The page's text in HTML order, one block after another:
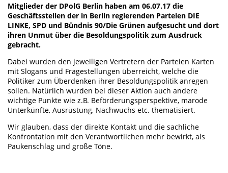
Mitglieder der DPolG Berlin haben am 06.07.17 die
Geschäftsstellen der in Berlin regierenden Parteien DIE
LINKE, SPD und Bündnis 90/Die Grünen aufgesucht und dort
ihren Unmut über die Besoldungspolitik zum Ausdruck
gebracht.
Dabei wurden den jeweiligen Vertretern der Parteien Karten
mit Slogans und Fragestellungen überreicht, welche die
Politiker zum Überdenken ihrer Besoldungspolitik anregen
sollen. Natürlich wurden bei dieser Aktion auch andere
wichtige Punkte wie z.B. Beförderungsperspektive, marode
Unterkünfte, Ausrüstung, Nachwuchs etc. thematisiert.
Wir glauben, dass der direkte Kontakt und die sachliche
Konfrontation mit den Verantwortlichen mehr bewirkt, als
Paukenschlag und große Töne.